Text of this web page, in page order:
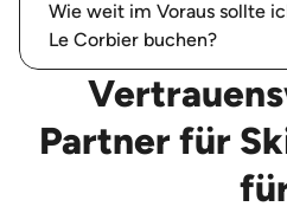
Wie weit im Voraus sollte
Le Corbier buchen?
Partner für